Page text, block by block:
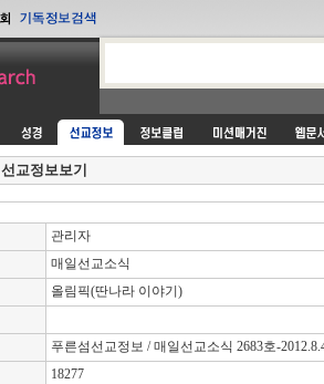
선교정보보기
관리자
매일선교소식
올림픽(딴나라 이야기)
푸른섬선교정보 / 매일선교소식 2683호-
18277